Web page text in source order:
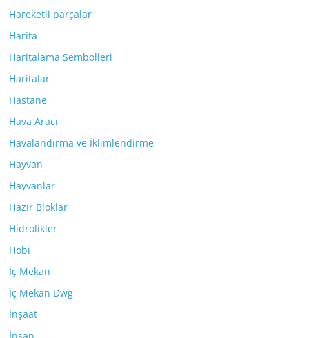
Hareketli parçalar
Harita
Haritalama Sembolleri
Haritalar
Hastane
Hava Aracı
Havalandırma ve İklimlendirme
Hayvan
Hayvanlar
Hazır Bloklar
Hidrolikler
Hobi
İç Mekan
İç Mekan Dwg
İnşaat